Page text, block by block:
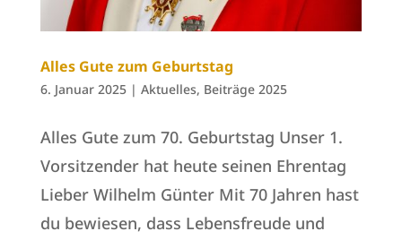
Alles Gute zum Geburtstag
6. Januar 2025| Aktuelles, Beiträge 2025
Alles Gute zum 70. Geburtstag Unser 1.
Vorsitzender hat heute seinen Ehrentag
Lieber Wilhelm Günter Mit 70 Jahren hast
du bewiesen, dass Lebensfreude und